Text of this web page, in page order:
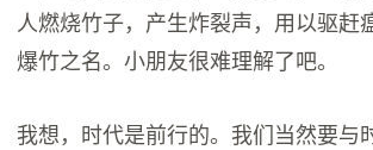
人燃烧竹子，产生炸裂声，用以驱赶
爆竹之名。小朋友很难理解了吧。
我想，时代是前行的。我们当然要与